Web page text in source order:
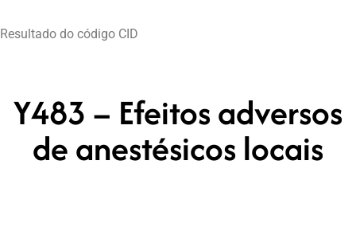
Resultado do código CID
Y483 – Efeitos adversos
de anestésicos locais